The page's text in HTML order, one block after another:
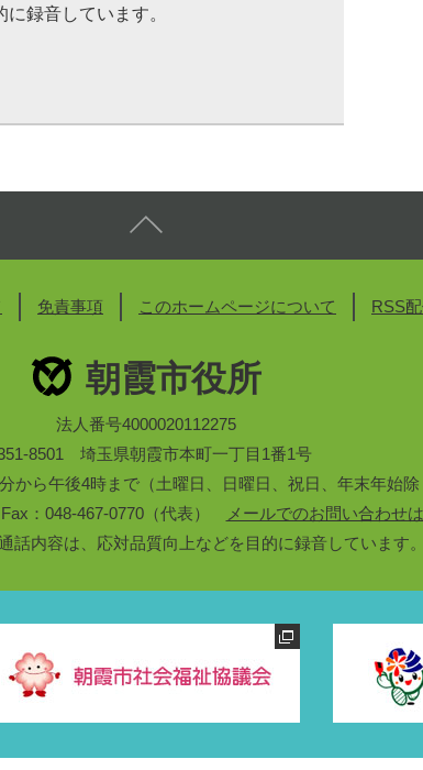
録音しています。
免責事項 このホームページについて RSS
朝霞市役所
法人番号4000020112275
8501 埼玉県朝霞市本町一丁目1番1号
から午後4時まで（土曜日、日曜日、祝日、年末年始除
：048-467-0770（代表）
メールでのお問い合わせ
話内容は、応対品質向上などを目的に録音しています。